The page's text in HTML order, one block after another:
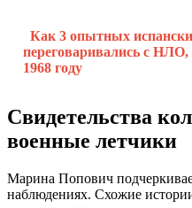
Как 3 опытных
переговаривались с НЛО,
1968 году
Свидетельства
военные летчики
Марина Попович
наблюдениях. Схожие